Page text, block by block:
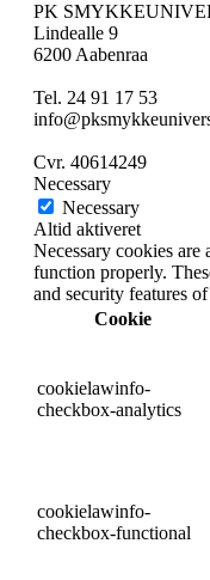
PK
Lindealle 9
6200 Aabenraa
Tel. 24 91 17 53
Cvr. 40614249
Necessary
Necessary
Altid aktiveret
Necessary cookies are
function properly.
and security features
Cookie
cookielawinfo-
checkbox-analytics
cookielawinfo-
checkbox-functional